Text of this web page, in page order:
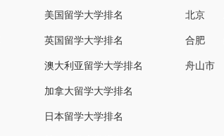
美国留学大学排名
英国留学大学排名
澳大利亚留学大学排名
加拿大留学大学排名
日本留学大学排名
北京
合肥
舟山市